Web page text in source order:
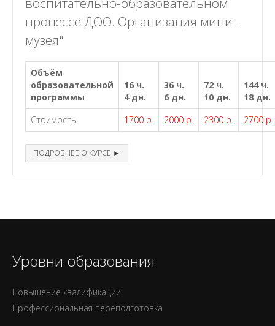
процессе ДОО. Организация мини-
музея"
Объём
образовательной
программы
16 ч.
4 дн.
36 ч.
6 дн.
72 ч.
10 дн.
144 ч.
18 дн.
Стоимость
1700 р. 2000 р. 2300 р. 2700 р.
ПОДРОБНЕЕ О КУРСЕ ►
Уровни образования
Повышение квалификации
Профессиональная переподготовка